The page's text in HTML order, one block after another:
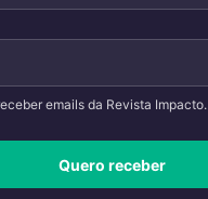
emails da Revista Impacto.
Quero receber